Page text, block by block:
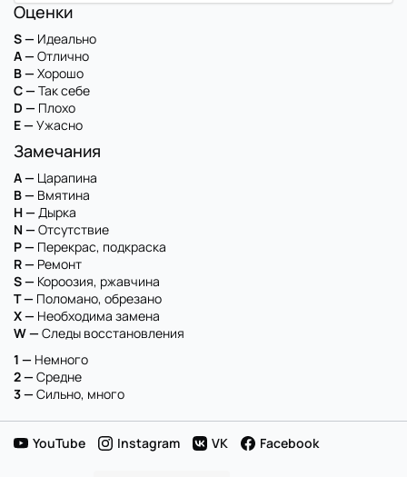
Оценки
S — Идеально
A — Отлично
B — Хорошо
C — Так себе
D — Плохо
E — Ужасно
Замечания
A — Царапина
B — Вмятина
H — Дырка
N — Отсутствие
P — Перекрас, подкраска
R — Ремонт
S — Короозия, ржавчина
T — Поломано, обрезано
X — Необходима замена
W — Следы восстановления
1 — Немного
2 — Средне
3 — Сильно, много
YouTube Instagram VK Facebook